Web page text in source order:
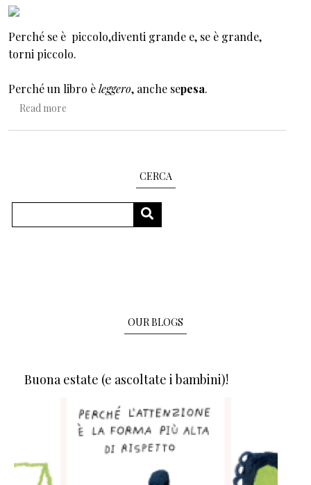
Perché se è piccolo,diventi grande e, se è grande,
torni piccolo.
Perché un libro èleggero, anche sepesa.
Read more
CERCA
SEARCH
OUR BLOGS
Buona estate (e ascoltate i bambini)!